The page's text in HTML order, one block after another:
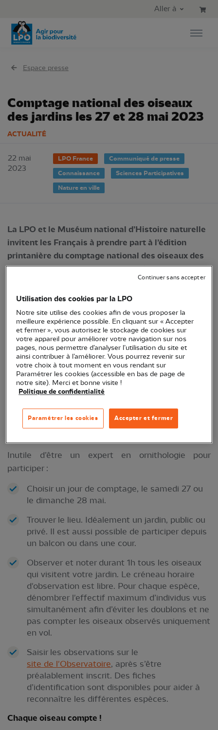
Aller au menu principal
Aller à
Espace presse
Comptage national des oiseaux
des jardins les 27 et 28 mai 2023
ACTUALITÉ
22 mai
2023
LPO France
Communiqué de presse
Connaissance
Sciences Participatives
Nature en ville
La LPO et le Muséum national d’Histoire naturelle
invitent les Français à prendre part à l’édition
printanière du comptage national des oiseaux des
jardins les 27 et 28 mai. Cette année, cette
opération de sciences participatives se déroule en
même temps que la Fête de la Nature, qui fait donc
bien les choses !
Depuis 2012, l’Observatoire des oiseaux des jardins
propose aux petits et grands de recenser les
espèces qui fréquentent leurs jardins tout au long
de l’année, avec deux temps forts : les derniers
week-end de janvier et de mai afin de disposer
d’éléments de comparaison à des périodes aux
particularités très différentes en termes d’effectifs
et de comportements : l’hivernage et la
Inutile d’être un expert en ornithologie pour
participer :
Choisir un jour de comptage, le samedi 27 ou
le dimanche 28 mai.
Trouver le lieu. Idéalement un jardin, public ou
privé. Il est aussi possible de participer depuis
un balcon ou dans une cour.
Observer et noter durant 1h tous les oiseaux
qui visitent votre jardin. Le créneau horaire
d'observation est libre. Pour chaque espèce,
dénombrer l'effectif maximum d’individus vus
simultanément afin d’éviter les doublons et ne
pas compter les oiseaux observés uniquement
en vol.
Saisir les observations sur le
site de l'Observatoire, après s’être
préalablement inscrit. Des fiches
d’identification sont disponibles pour aider à
reconnaître les différentes espèces.
Chaque oiseaucompte !
Utilisation des cookies par la LPO
Notre site utilise des cookies afin de vous proposer la
meilleure expérience possible. En cliquant sur « Accepter
et fermer », vous autorisez le stockage de cookies sur
votre appareil pour améliorer votre navigation sur nos
pages, nous permettre d’analyser l’utilisation du site et
ainsi contribuer à l’améliorer. Vous pourrez revenir sur
votre choix à tout moment en vous rendant sur
Paramétrer les cookies (accessible en bas de page de
notre site). Merci et bonne visite !
Politique de confidentialité
Accepter et fermer
Paramétrer les cookies
Continuer sans accepter